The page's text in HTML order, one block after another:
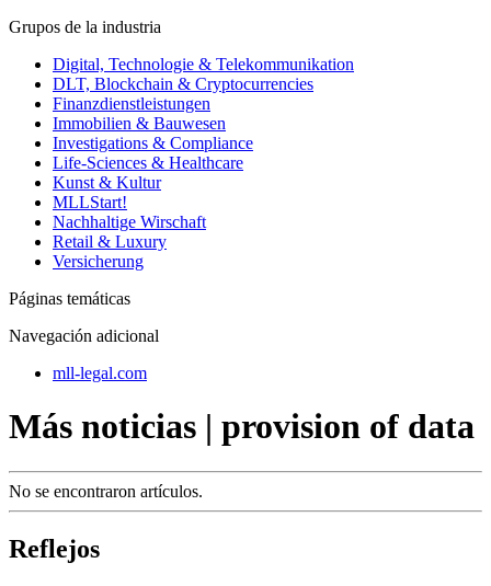
Grupos de la industria
Digital, Technologie & Telekommunikation
DLT, Blockchain & Cryptocurrencies
Finanzdienstleistungen
Immobilien & Bauwesen
Investigations & Compliance
Life-Sciences & Healthcare
Kunst & Kultur
MLLStart!
Nachhaltige Wirschaft
Retail & Luxury
Versicherung
Páginas temáticas
Navegación adicional
mll-legal.com
Más noticias | provision of data
No se encontraron artículos.
Reflejos